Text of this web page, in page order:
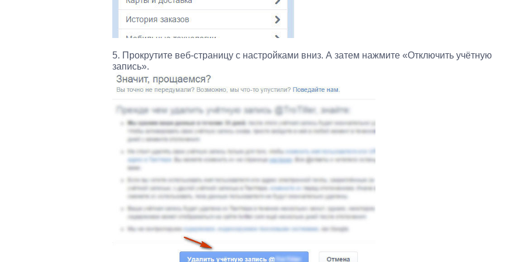
5. Прокрутите веб-страницу с настройками вниз. А затем нажмите «Отключить учётную
запись».